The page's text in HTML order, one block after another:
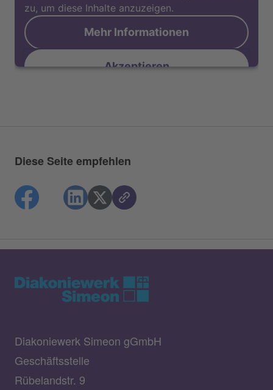
zu, um diese Inhalte anzuzeigen.
Mehr Informationen
Akzeptieren
Diese Seite empfehlen
Diakoniewerk Simeon gGmbH
Geschäftsstelle
Rübelandstr. 9